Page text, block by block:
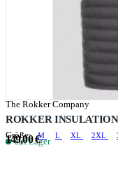
The Rokker Company
ROKKER
Größe: M L XL 2XL
auf Lager
149,00 €